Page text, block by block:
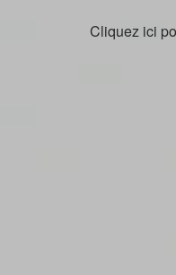
Cliquez ici